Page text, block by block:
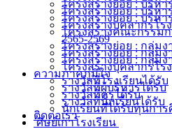
โครงสร้างย่อย : บริหา
โครงสร้างย่อย : บริหา
โครงสร้างย่อย : บริห
โครงสร้างบุคลากรโร
โครงสร้างคณะกรรม
2565-2569
โครงสร้างย่อย : กลุ่มง
โครงสร้างย่อย : กลุ่ม
โครงสร้างย่อย : กลุ่ม
โครงสร้างบุคลากรโร
ความภาคภูมิใจ
รางวัลที่โรงเรียนได้รับ
รางวัลที่ผู้บริหารได้รับ
รางวัลที่ครูได้รับ
รางวัลที่นักเรียนได้รับ
นักเรียนที่ได้รับทุนการ
ติดต่อเรา
ศิษย์เก่าโรงเรียน